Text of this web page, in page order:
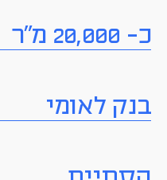
כ- 20,000 מ"ר
בנק לאומי